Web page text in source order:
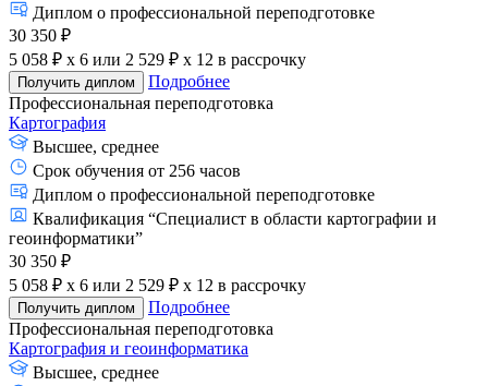
Диплом о профессиональной переподготовке
30 350 ₽
5 058 ₽ x 6 или 2 529 ₽ x 12 в рассрочку
Получить диплом
Подробнее
Профессиональная переподготовка
Картография
Высшее, среднее
Срок обучения от 256 часов
Диплом о профессиональной переподготовке
Квалификация “Специалист в области картографии и
геоинформатики”
30 350 ₽
5 058 ₽ x 6 или 2 529 ₽ x 12 в рассрочку
Получить диплом
Подробнее
Профессиональная переподготовка
Картография и геоинформатика
Высшее, среднее